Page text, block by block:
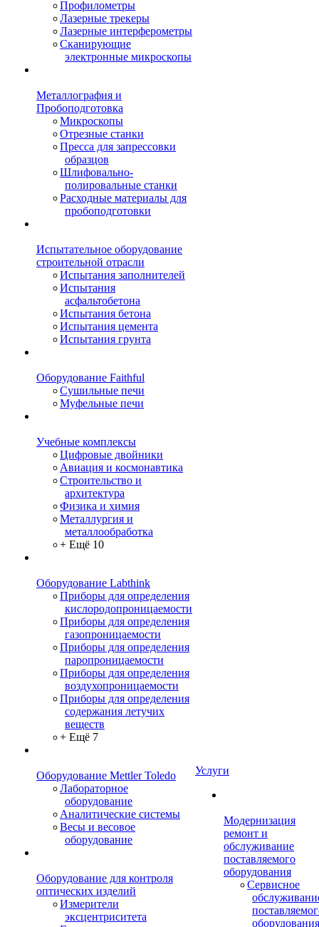
Профилометры
Лазерные трекеры
Лазерные интерферометры
Сканирующие
электронные микроскопы
Металлография и
Пробоподготовка
Микроскопы
Отрезные станки
Пресса для запрессовки
образцов
Шлифовально-
полировальные станки
Расходные материалы для
пробоподготовки
Испытательное оборудование
строительной отрасли
Испытания заполнителей
Испытания
асфальтобетона
Испытания бетона
Испытания цемента
Испытания грунта
Оборудование Faithful
Сушильные печи
Муфельные печи
Учебные комплексы
Цифровые двойники
Авиация и космонавтика
Строительство и
архитектура
Физика и химия
Металлургия и
металлообработка
+ Ещё 10
Оборудование Labthink
Приборы для определения
кислородопроницаемости
Приборы для определения
газопроницаемости
Приборы для определения
паропроницаемости
Приборы для определения
воздухопроницаемости
Приборы для определения
содержания летучих
веществ
+ Ещё 7
Оборудование Mettler Toledo
Лабораторное
оборудование
Аналитические системы
Весы и весовое
оборудование
Оборудование для контроля
оптических изделий
Измерители
эксцентриситета
Услуги
Модернизация
ремонт и
обслуживание
поставляемого
оборудования
Сервисное
оборудования